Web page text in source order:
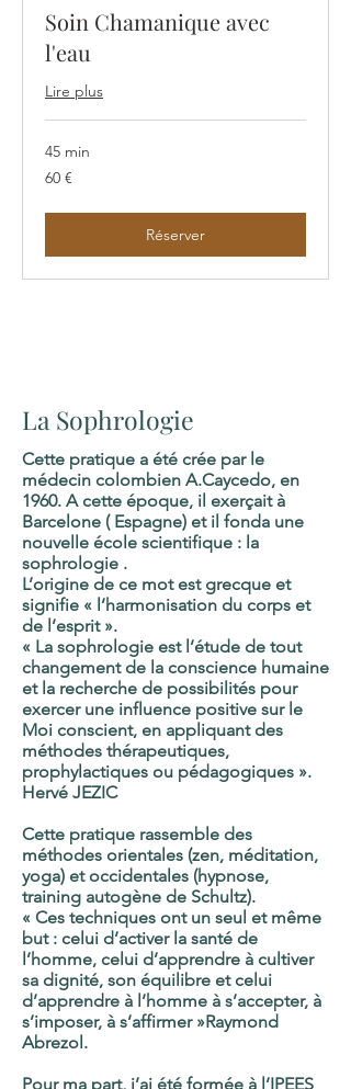
Soin Chamanique avec
l'eau
Lire plus
45 min
60
euros
60 €
Réserver
La Sophrologie
Cette pratique a été crée par le
médecin colombien A.Caycedo, en
1960. A cette époque, il exerçait à
Barcelone ( Espagne) et il fonda une
nouvelle école scientifique : la
sophrologie .
L’origine de ce mot est grecque et
signifie « l’harmonisation du corps et
de l’esprit ».
« La sophrologie est l’étude de tout
changement de la conscience humaine
et la recherche de possibilités pour
exercer une influence positive sur le
Moi conscient, en appliquant des
méthodes thérapeutiques,
prophylactiques ou pédagogiques ».
Hervé JEZIC
Cette pratique rassemble des
méthodes orientales (zen, méditation,
yoga) et occidentales (hypnose,
training autogène de Schultz).
« Ces techniques ont un seul et même
but : celui d’activer la santé de
l’homme, celui d’apprendre à cultiver
sa dignité, son équilibre et celui
d’apprendre à l’homme à s’accepter, à
s’imposer, à s’affirmer »Raymond
Abrezol.
Pour ma part, j’ai été formée à l’IPEES